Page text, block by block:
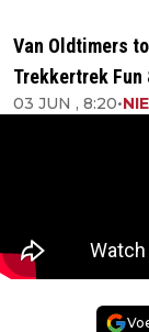
Van Oldtimers
Trekkertrek Fun
03 JUN , 8:20•